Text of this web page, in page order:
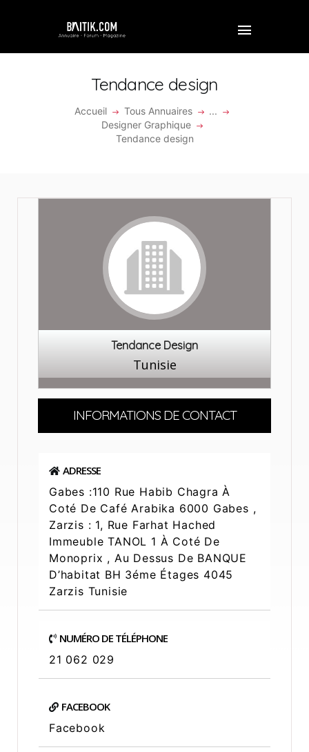
Tendance design
Accueil Tous Annuaires
...
Designer Graphique
Tendance design
ACCUEIL
REJOINDRE BAITIK
CONTACT
Tendance Design
Tunisie
INFORMATIONS DE CONTACT
ADRESSE
Gabes :110 Rue Habib Chagra À
Coté De Café Arabika 6000 Gabes ,
Zarzis : 1, Rue Farhat Hached
Immeuble TANOL 1 À Coté De
Monoprix , Au Dessus De BANQUE
D’habitat BH 3éme Étages 4045
Zarzis Tunisie
NUMÉRO DE TÉLÉPHONE
21 062 029
FACEBOOK
Facebook